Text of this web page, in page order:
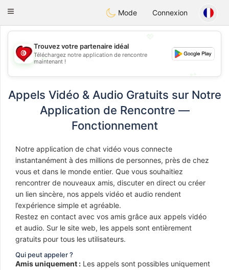
Tunisia Dating
Toggle
Mode Connexion
💖
💕
Trouvez votre partenaire idéal
Téléchargez notre application de rencontre
maintenant !
Appels Vidéo & Audio Gratuits sur Notre
Application de Rencontre —
Fonctionnement
Notre application de chat vidéo vous connecte
instantanément à des millions de personnes, près de chez
vous et dans le monde entier. Que vous souhaitiez
rencontrer de nouveaux amis, discuter en direct ou créer
un lien sincère, nos appels vidéo et audio rendent
l’expérience simple et agréable.
Restez en contact avec vos amis grâce aux appels vidéo
et audio. Sur le site web, les appels sont entièrement
gratuits pour tous les utilisateurs.
Qui peut appeler ?
Amis uniquement : Les appels sont possibles uniquement